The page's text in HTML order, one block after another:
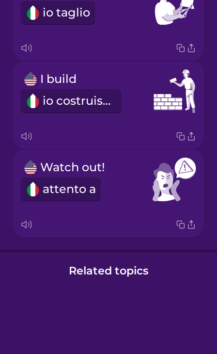
io taglio
I build
io costruisco
Watch out!
attento a
Related topics